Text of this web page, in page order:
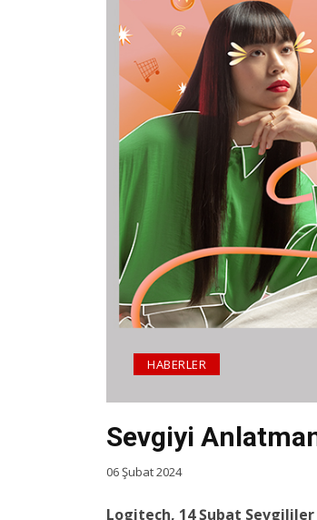
Sevgiyi
HABERLER
06 Şubat 2024
Logitech, 14 Şubat